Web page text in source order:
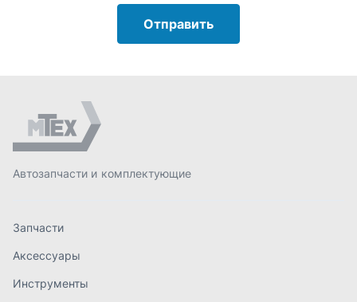
Масла и автохимия
Спецпредложения
Доставка и оплата
Контакты